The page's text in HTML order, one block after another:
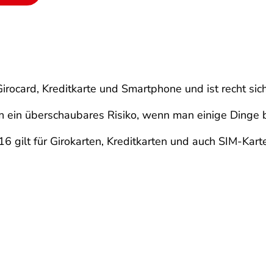
Kreditkarte und Smartphone und ist recht
überschaubares Risiko, wenn man einige Dinge
gilt für Girokarten, Kreditkarten und auch SIM-